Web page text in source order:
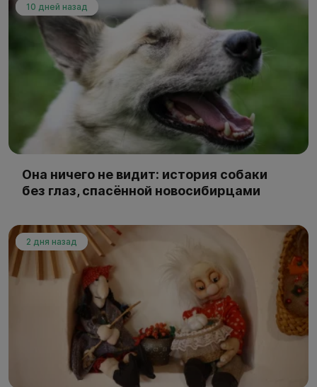
10 дней назад
Она ничего не видит: история собаки
без глаз, спасённой новосибирцами
2 дня назад